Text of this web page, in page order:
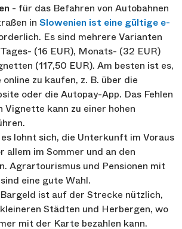
- für das Befahren von Autobahnen
in Slowenien ist eine gültige e-
Es sind mehrere Varianten
(16 EUR), Monats- (32 EUR)
(117,50 EUR). Am besten ist es,
zu kaufen, z. B. über die
oder die Autopay-App. Das Fehlen
Vignette kann zu einer hohen
lohnt sich, die Unterkunft im Voraus
allem im Sommer und an den
Agrartourismus und Pensionen mit
eine gute Wahl.
ist auf der Strecke nützlich,
Städten und Herbergen, wo
mit der Karte bezahlen kann.